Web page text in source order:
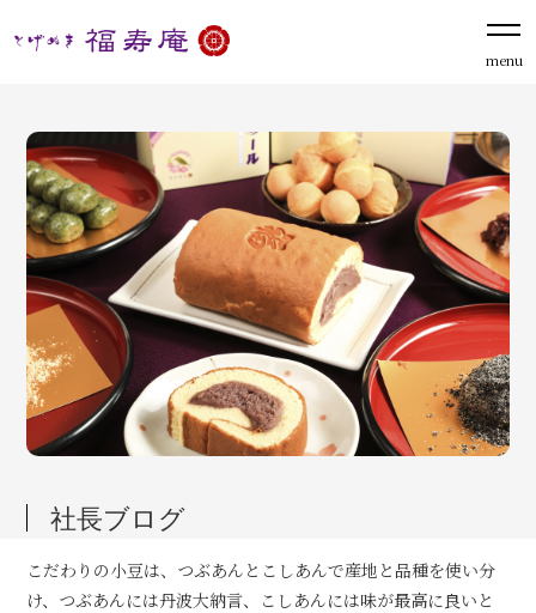
menu
社長ブログ
こだわりの小豆は、つぶあんとこしあんで産地と品種を使い分
け、つぶあんには丹波大納言、こしあんには味が最高に良いと